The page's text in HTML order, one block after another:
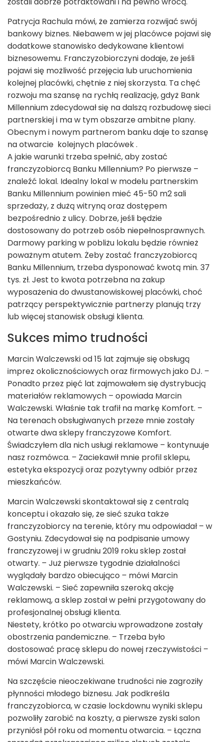
Patrycja Rachula mówi, że zamierza rozwijać swój
bankowy biznes. Niebawem w jej placówce pojawi się
dodatkowe stanowisko dedykowane klientowi
biznesowemu. Franczyzobiorczyni dodaje, że jeśli
pojawi się możliwość przejęcia lub uruchomienia
kolejnej placówki, chętnie z niej skorzysta. Ta chęć
rozwoju ma szansę na rychłą realizację, gdyż Bank
Millennium zdecydował się na dalszą rozbudowę sieci
partnerskiej i ma w tym obszarze ambitne plany.
Obecnym i nowym partnerom banku daje to szansę
na otwarcie kolejnych placówek .
A jakie warunki trzeba spełnić, aby zostać
franczyzobiorcą Banku Millennium? Po pierwsze –
znaleźć lokal. Idealny lokal w modelu partnerskim
Banku Millennium powinien mieć 45-50 m2sali
sprzedaży, z dużą witryną oraz dostępem
bezpośrednio z ulicy. Dobrze, jeśli będzie
dostosowany do potrzeb osób niepełnosprawnych.
Darmowy parking w pobliżu lokalu będzie również
poważnym atutem. Żeby zostać franczyzobiorcą
Banku Millennium, trzeba dysponować kwotą min. 37
tys. zł. Jest to kwota potrzebna na zakup
wyposażenia do dwustanowiskowej placówki, choć
patrzący perspektywicznie partnerzy planują trzy
lub więcej stanowisk obsługi klienta.
Sukces mimo trudności
Marcin Walczewski od 15 lat zajmuje się obsługą
imprez okolicznościowych oraz firmowych jako DJ. –
Ponadto przez pięć lat zajmowałem się dystrybucją
materiałów reklamowych – opowiada Marcin
Walczewski. Właśnie tak trafił na markę Komfort. –
Na terenach obsługiwanych przeze mnie zostały
otwarte dwa sklepy franczyzowe Komfort.
Świadczyłem dla nich usługi reklamowe – kontynuuje
nasz rozmówca. – Zaciekawił mnie profil sklepu,
estetyka ekspozycji oraz pozytywny odbiór przez
mieszkańców.
Marcin Walczewski skontaktował się z centralą
konceptu i okazało się, że sieć szuka także
franczyzobiorcy na terenie, który mu odpowiadał – w
Gostyniu. Zdecydował się na podpisanie umowy
franczyzowej i w grudniu 2019 roku sklep został
otwarty. – Już pierwsze tygodnie działalności
wyglądały bardzo obiecująco – mówi Marcin
Walczewski. – Sieć zapewniła szeroką akcję
reklamową, a sklep został w pełni przygotowany do
profesjonalnej obsługi klienta.
Niestety, krótko po otwarciu wprowadzone zostały
obostrzenia pandemiczne. – Trzeba było
dostosować pracę sklepu do nowej rzeczywistości –
mówi Marcin Walczewski.
Na szczęście nieoczekiwane trudności nie zagroziły
płynności młodego biznesu. Jak podkreśla
franczyzobiorca, w czasie lockdownu wyniki sklepu
pozwoliły zarobić na koszty, a pierwsze zyski salon
przyniósł pół roku od momentu otwarcia. – Łączna